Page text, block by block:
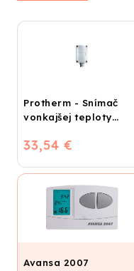
Protherm - Snímač
vonkajšej teploty
eBus zbernicou
33,54 €
Avansa 2007